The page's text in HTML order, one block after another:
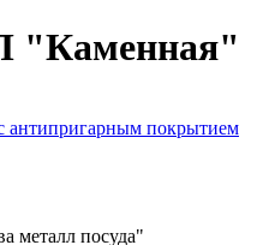
"Каменная"
антипригарным покрытием